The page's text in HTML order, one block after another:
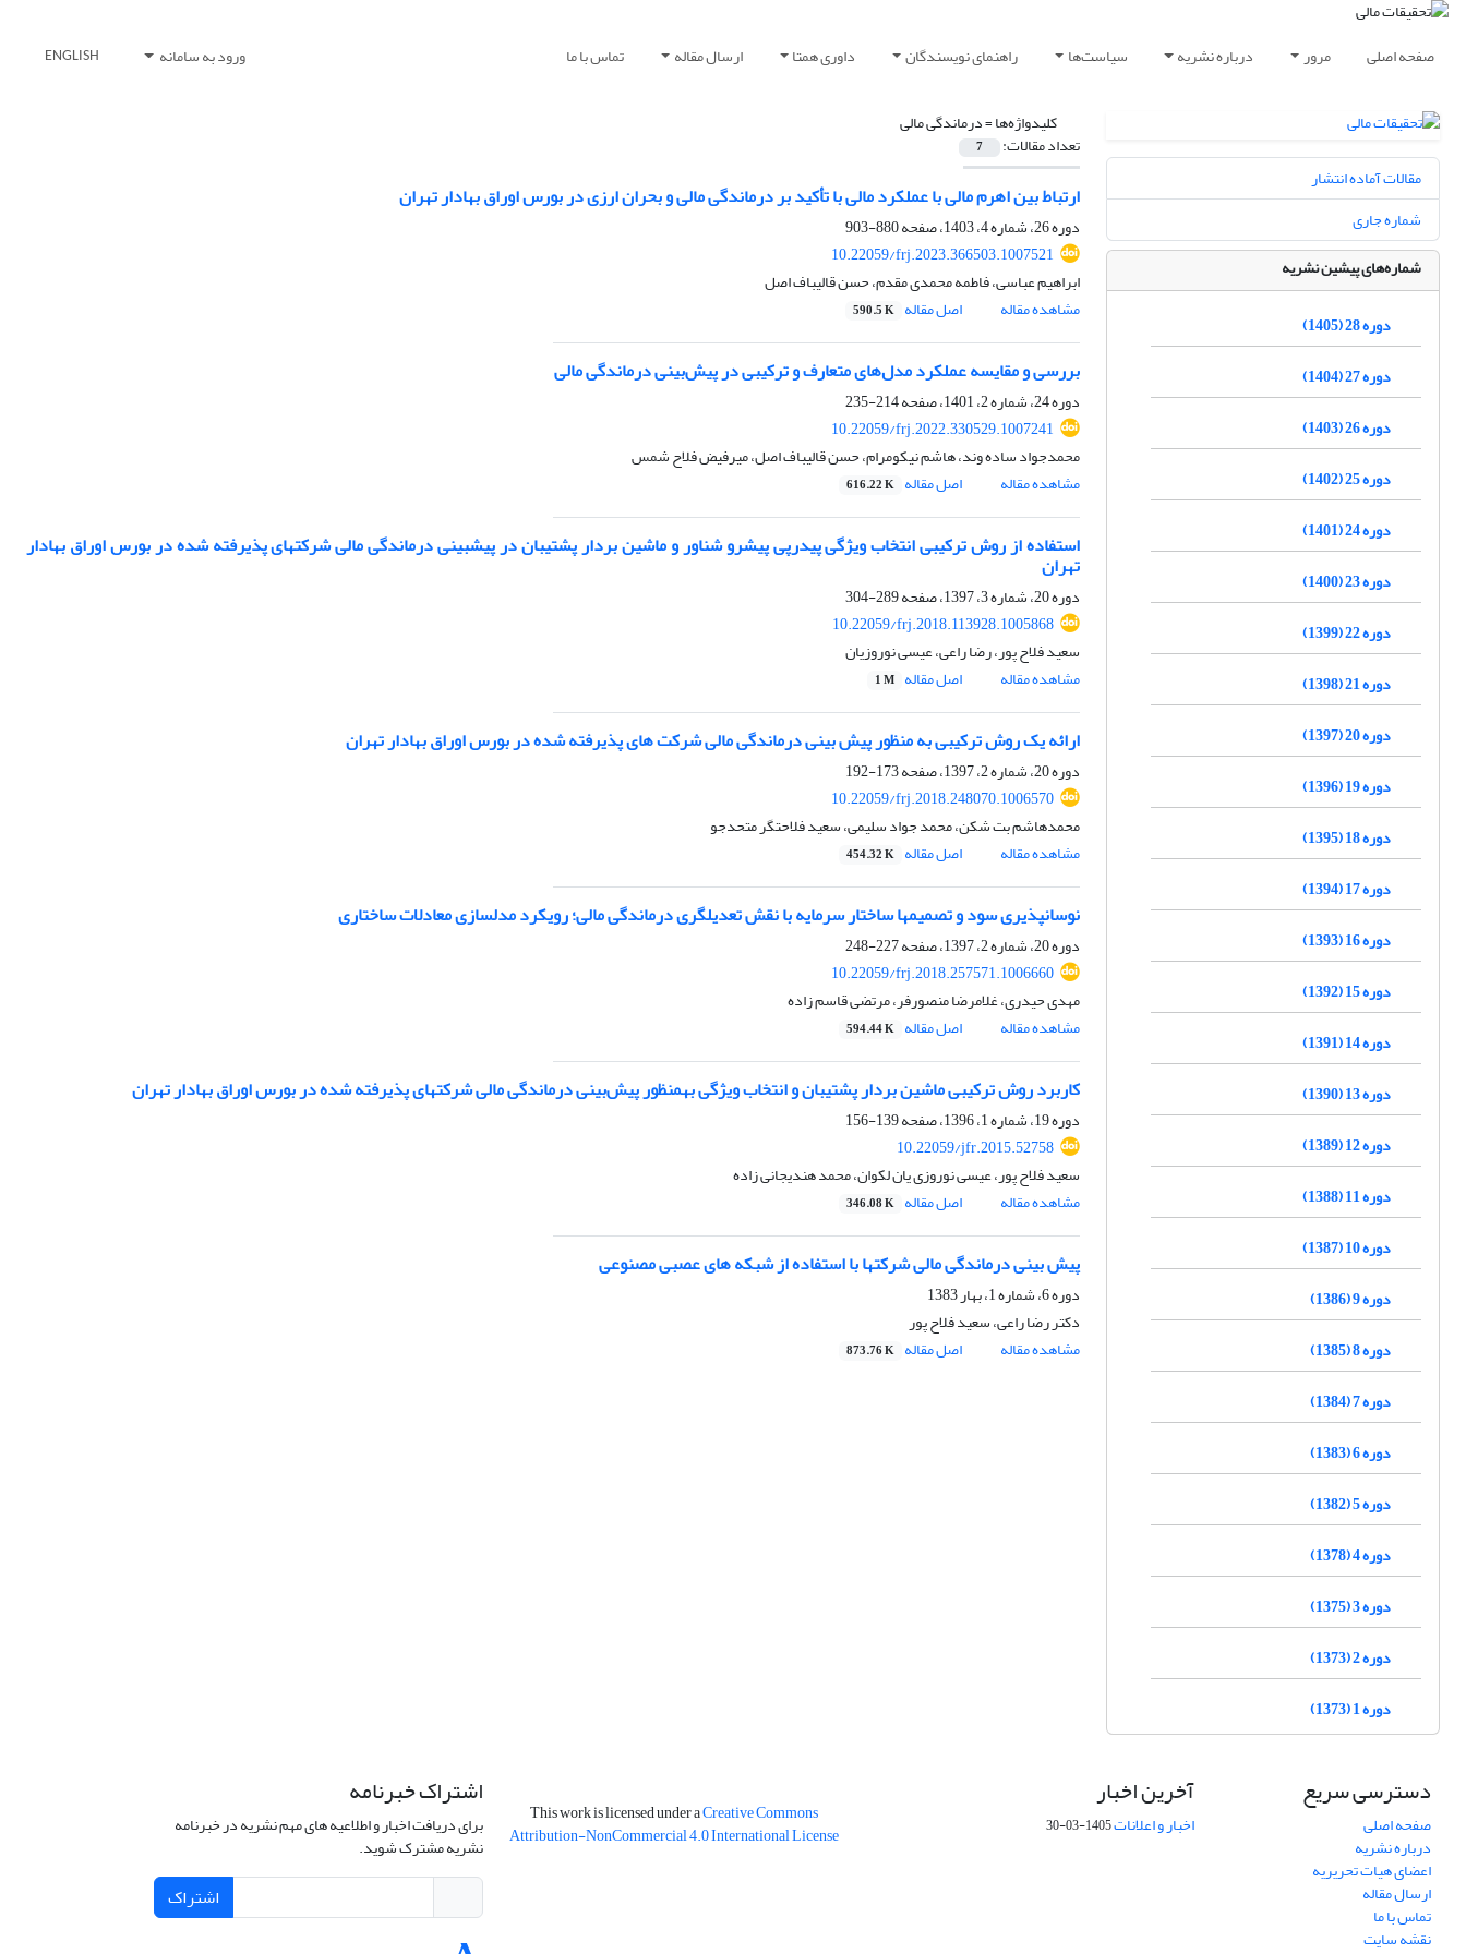
صفحه اصلی مرور درباره نشریه سیاست‌ها راهنمای نویسندگان داوری همتا ارسال مقاله تماس با ما ورود به سامانه ENGLISH
کلیدواژه‌ها =درماندگی مالی
تعداد مقالات: 7
ارتباط بین اهرم مالی با عملکرد مالی با تأکید بر درماندگی مالی و بحران ارزی در بورس اوراق بهادار تهران
دوره 26، شماره 4، 1403، صفحه
880-903
10.22059/frj.2023.366503.1007521
ابراهیم عباسی، فاطمه محمدی مقدم، حسن قالیباف اصل
مشاهده مقاله
اصل مقاله 590.5 K
بررسی و مقایسه عملکرد مدل‌های متعارف و ترکیبی در پیش‌بینی درماندگی مالی
دوره 24، شماره 2، 1401، صفحه
214-235
10.22059/frj.2022.330529.1007241
محمدجواد ساده وند، هاشم نیکومرام، حسن قالیباف اصل، میرفیض فلاح شمس
مشاهده مقاله
اصل مقاله 616.22 K
استفاده از روش ترکیبی انتخاب ویژگی پی‎درپی پیشرو شناور و ماشین بردار پشتیبان در پیش‎بینی درماندگی مالی شرکت‎های پذیرفته شده در بورس اوراق بهادار
تهران
دوره 20، شماره 3، 1397، صفحه
289-304
10.22059/frj.2018.113928.1005868
سعید فلاح پور، رضا راعی، عیسی نوروزیان
مشاهده مقاله
اصل مقاله 1 M
ارائه یک روش ترکیبی به منظور پیش بینی درماندگی مالی شرکت های پذیرفته شده در بورس اوراق بهادار تهران
دوره 20، شماره 2، 1397، صفحه
173-192
10.22059/frj.2018.248070.1006570
محمدهاشم بت شکن، محمد جواد سلیمی، سعید فلاحتگر متحدجو
مشاهده مقاله
اصل مقاله 454.32 K
نوسان‏پذیری سود و تصمیم‏ها ساختار سرمایه با نقش تعدیلگری درماندگی مالی؛ رویکرد مدلسازی معادلات ساختاری
دوره 20، شماره 2، 1397، صفحه
227-248
10.22059/frj.2018.257571.1006660
مهدی حیدری، غلامرضا منصورفر، مرتضی قاسم زاده
مشاهده مقاله
اصل مقاله 594.44 K
کاربرد روش ترکیبی ماشین بردار پشتیبان و انتخاب ویژگی به‎منظور پیش‌بینی درماندگی مالی شرکت‎های پذیرفته شده در بورس اوراق بهادار تهران
دوره 19، شماره 1، 1396، صفحه
139-156
10.22059/jfr.2015.52758
سعید فلاح پور، عیسی نوروزی یان لکوان، محمد هندیجانی زاده
مشاهده مقاله
اصل مقاله 346.08 K
پیش بینی درماندگی مالی شرکتها با استفاده از شبکه های عصبی مصنوعی
دوره 6، شماره 1، بهار 1383
دکتر رضا راعى، سعید فلاح پور
مشاهده مقاله
اصل مقاله 873.76 K
مقالات آماده انتشار
شماره جاری
شماره‌های پیشین نشریه
دوره 28 (1405)
دوره 27 (1404)
دوره 26 (1403)
دوره 25 (1402)
دوره 24 (1401)
دوره 23 (1400)
دوره 22 (1399)
دوره 21 (1398)
دوره 20 (1397)
دوره 19 (1396)
دوره 18 (1395)
دوره 17 (1394)
دوره 16 (1393)
دوره 15 (1392)
دوره 14 (1391)
دوره 13 (1390)
دوره 12 (1389)
دوره 11 (1388)
دوره 10 (1387)
دوره 9 (1386)
دوره 8 (1385)
دوره 7 (1384)
دوره 6 (1383)
دوره 5 (1382)
دوره 4 (1378)
دوره 3 (1375)
دوره 2 (1373)
دوره 1 (1373)
دسترسی سریع
صفحه اصلی
درباره نشریه
اعضای هیات تحریریه
ارسال مقاله
تماس با ما
نقشه سایت
آخرین اخبار
اخبار و اعلانات1405-03-30
This work is licensed under aCreative Commons
Attribution-NonCommercial 4.0 International License
اشتراک خبرنامه
برای دریافت اخبار و اطلاعیه های مهم نشریه در خبرنامه
نشریه مشترک شوید.
اشتراک